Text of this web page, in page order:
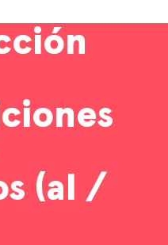
(al /